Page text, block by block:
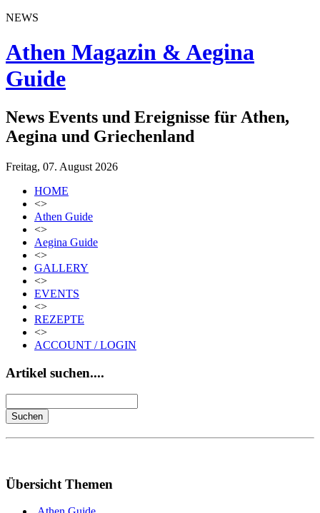
NEWS
Athen Magazin & Aegina
Guide
News Events und Ereignisse für Athen,
Aegina und Griechenland
Freitag, 07. August 2026
HOME
<>
Athen Guide
<>
Aegina Guide
<>
GALLERY
<>
EVENTS
<>
REZEPTE
<>
ACCOUNT / LOGIN
Artikel suchen....
Übersicht Themen